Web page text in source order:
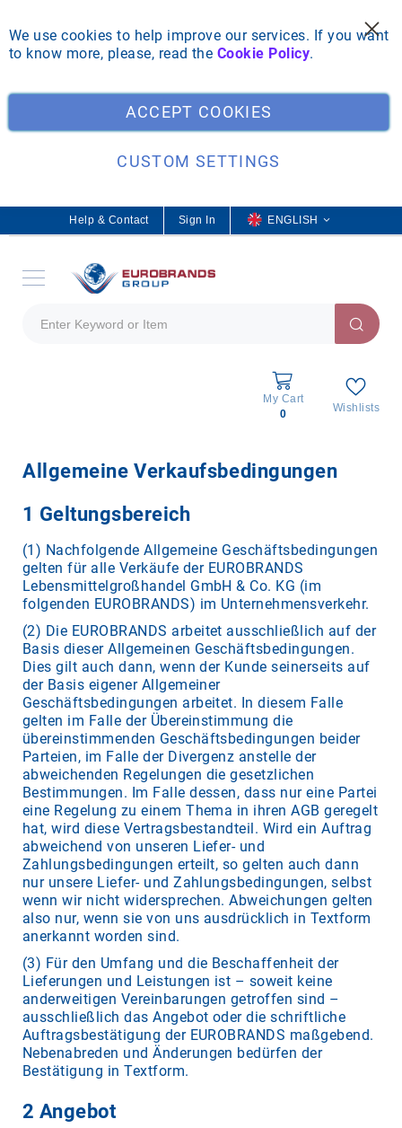
We use cookies to help improve our services. If you want
to know more, please, read the Cookie Policy.
ACCEPT COOKIES
CUSTOM SETTINGS
Sign In
L
a
ENGLISH
Help & Contact
My Cart
0
Wishlists
products
Producers
About
Us
Allgemeine Verkaufsbedingungen
1 Geltungsbereich
(1) Nachfolgende Allgemeine Geschäftsbedingungen
gelten für alle Verkäufe der EUROBRANDS
Lebensmittelgroßhandel GmbH & Co. KG (im
folgenden EUROBRANDS) im Unternehmensverkehr.
(2) Die EUROBRANDS arbeitet ausschließlich auf der
Basis dieser Allgemeinen Geschäftsbedingungen.
Dies gilt auch dann, wenn der Kunde seinerseits auf
der Basis eigener Allgemeiner
Geschäftsbedingungen arbeitet. In diesem Falle
gelten im Falle der Übereinstimmung die
übereinstimmenden Geschäftsbedingungen beider
Parteien, im Falle der Divergenz anstelle der
abweichenden Regelungen die gesetzlichen
Bestimmungen. Im Falle dessen, dass nur eine Partei
eine Regelung zu einem Thema in ihren AGB geregelt
hat, wird diese Vertragsbestandteil. Wird ein Auftrag
abweichend von unseren Liefer- und
Zahlungsbedingungen erteilt, so gelten auch dann
nur unsere Liefer- und Zahlungsbedingungen, selbst
wenn wir nicht widersprechen. Abweichungen gelten
also nur, wenn sie von uns ausdrücklich in Textform
anerkannt worden sind.
(3) Für den Umfang und die Beschaffenheit der
Lieferungen und Leistungen ist – soweit keine
anderweitigen Vereinbarungen getroffen sind –
ausschließlich das Angebot oder die schriftliche
Auftragsbestätigung der EUROBRANDS maßgebend.
Nebenabreden und Änderungen bedürfen der
Bestätigung in Textform.
2 Angebot